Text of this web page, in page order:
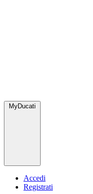
MyDucati
Accedi
Registrati